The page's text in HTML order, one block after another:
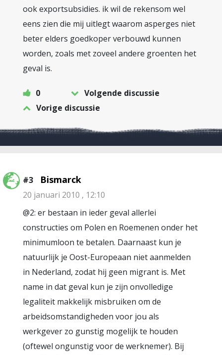
ook exportsubsidies. ik wil de rekensom wel
eens zien die mij uitlegt waarom asperges niet
beter elders goedkoper verbouwd kunnen
worden, zoals met zoveel andere groenten het
geval is.
0
Volgende discussie
Vorige discussie
#3 Bismarck
20 januari 2010 , 12:10
@2: er bestaan in ieder geval allerlei
constructies om Polen en Roemenen onder het
minimumloon te betalen. Daarnaast kun je
natuurlijk je Oost-Europeaan niet aanmelden
in Nederland, zodat hij geen migrant is. Met
name in dat geval kun je zijn onvolledige
legaliteit makkelijk misbruiken om de
arbeidsomstandigheden voor jou als
werkgever zo gunstig mogelijk te houden
(oftewel ongunstig voor de werknemer). Bij